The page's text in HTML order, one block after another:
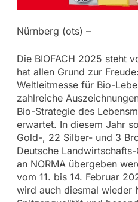
Nürnberg (ots) –
Die BIOFACH 2025 steht
hat allen Grund zur
Weltleitmesse für Bio-
zahlreiche
Bio-Strategie des
erwartet. In diesem Jahr
Gold-, 22 Silber- und 3
Deutsche
an NORMA übergeben
vom 11. bis 14. Februar
wird auch diesmal wieder